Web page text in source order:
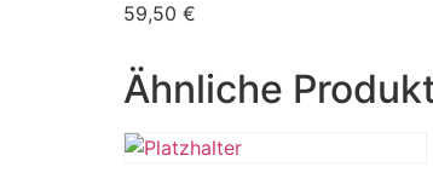
59,50 €
Ähnliche